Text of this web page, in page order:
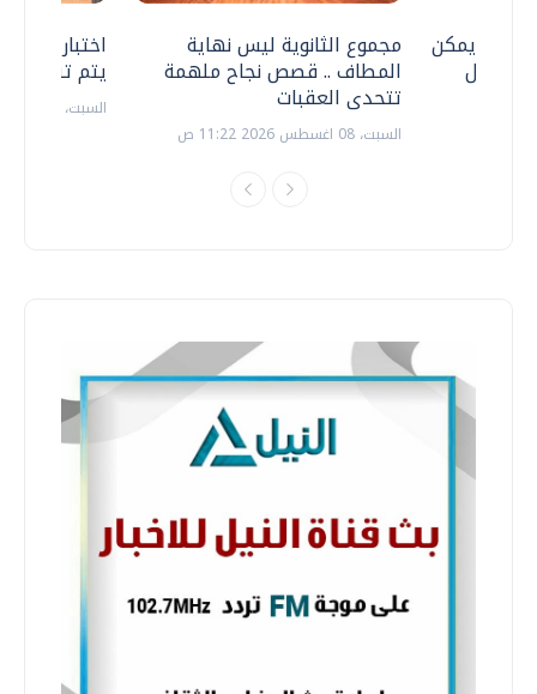
اختبارات
يتم
السبت، 18 يوليو 2026 09:22 ص
مجموع الثانوية ليس نهاية
المطاف .. قصص نجاح ملهمة
تتحدى العقبات
السبت، 08 اغسطس 2026 11:22 ص
.. هل يمكن
نتعامل